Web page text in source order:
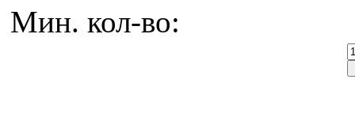
Мин. кол-во: